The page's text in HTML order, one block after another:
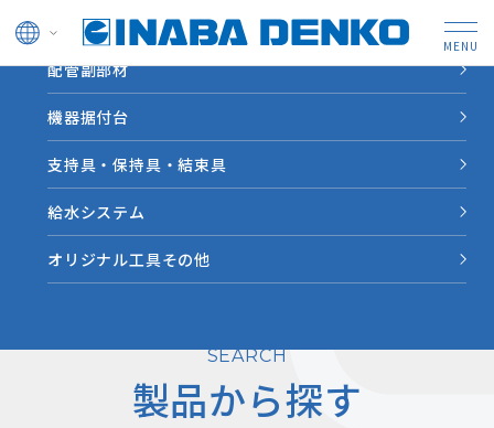
ドレン管
配管副部材
機器据付台
支持具・保持具・結束具
給水システム
オリジナル工具その他
SEARCH
製品から探す